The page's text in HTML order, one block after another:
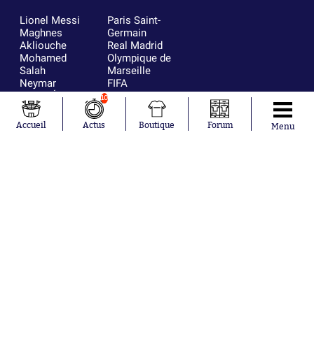
Lionel Messi
Maghnes
Akliouche
Mohamed
Salah
Neymar
Julián Álvarez
Ferrán Torres
Kilian Corredor
Paris Saint-
Germain
Real Madrid
Olympique de
Marseille
FIFA
FC Barcelone
Argentine
Olympique
lyonnais
Accueil
10
Actus Boutique Forum Menu